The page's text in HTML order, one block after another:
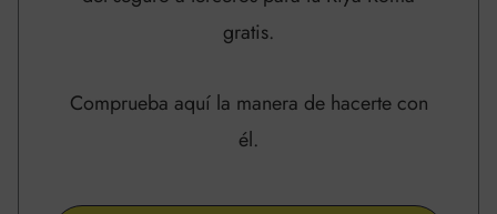
gratis.
Comprueba aquí la manera de hacerte con
él.